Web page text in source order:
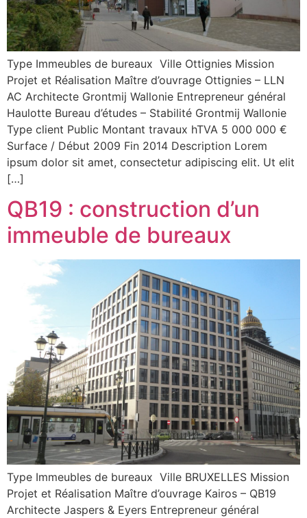
Type Immeubles de bureaux Ville Ottignies Mission
Projet et Réalisation Maître d’ouvrage Ottignies – LLN
AC Architecte Grontmij Wallonie Entrepreneur général
Haulotte Bureau d’études – Stabilité Grontmij Wallonie
Type client Public Montant travaux hTVA 5 000 000 €
Surface / Début 2009 Fin 2014 Description Lorem
ipsum dolor sit amet, consectetur adipiscing elit. Ut elit
[…]
QB19 : construction d’un
immeuble de bureaux
Type Immeubles de bureaux Ville BRUXELLES Mission
Projet et Réalisation Maître d’ouvrage Kairos – QB19
Architecte Jaspers & Eyers Entrepreneur général